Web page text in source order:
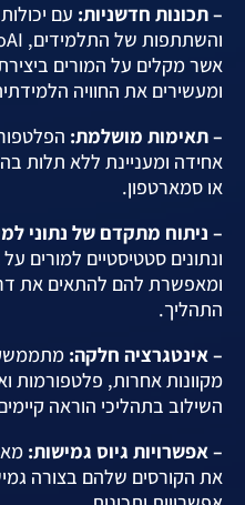
– תכונות חדשניות: עם
אשר מקלים על המורים
ומעשירים את החוויה
– תאימות מושלמת:
אחידה ומעניינת ללא תלות
או סמארטפון.
– ניתוח מתקדם של נתוני
ונתונים סטטיסטיים למורים
ומאפשרת להם להתאים את
התהליך.
– אינטגרציה חלקה:
מקוונות אחרות, פלטפורמות
השילוב בתהליכי הוראה
– אפשרויות גיוס גמישות:
את הקורסים שלהם בצורה